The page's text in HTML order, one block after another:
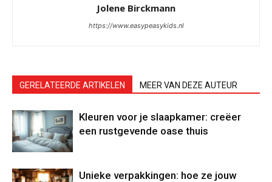
Jolene Birckmann
https://www.easypeasykids.nl
GERELATEERDE ARTIKELEN MEER VAN DEZE AUTEUR
Kleuren voor je slaapkamer: creëer
een rustgevende oase thuis
Unieke verpakkingen: hoe ze jouw